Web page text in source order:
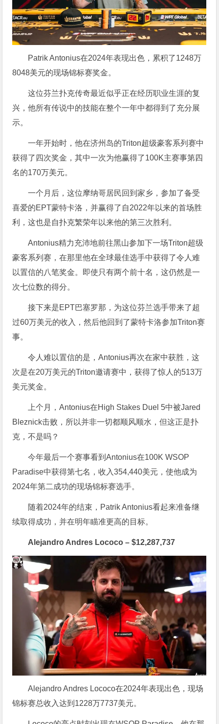
Patrik Antonius在2024年表现出色，累积了1248万
8048美元的现场锦标赛奖金。
这位芬兰扑克传奇最近似乎正在经历职业生涯的复
兴，他所有传说中的技能在整个一年中都得到了充分展
示。
一年开始时，他在济州岛的Triton超级豪客系列赛中
获得了四次奖金，其中一次为他赢得了100K主赛事第四
名的170万美元。
一个月后，这位摩纳哥居民回到家乡，参加了备受
喜爱的EPT蒙特卡洛，并赢得了自2022年以来的首场胜
利，这也是自扑克繁荣年以来他的第三次胜利。
Antonius精力充沛地前往黑山参加下一场Triton超级
豪客系列赛，在那里他在全球最佳选手中获得了令人难
以置信的八笔奖金。即使只有两个前十名，这仍然是一
次七位数的得分。
接下来是EPT巴塞罗那，为这位芬兰选手带来了超
过60万美元的收入，然后他回到了蒙特卡洛参加Triton赛
事。
令人难以置信的是，Antonius再次在家中获胜，这
次是在20万美元的Triton邀请赛中，获得了惊人的513万
美元奖金。
上个月，Antonius在High Stakes Duel 5中被Jared
Bleznick击败，所以并非一切都顺风顺水，但这正是扑
克，不是吗？
今年最后一个赛事看到Antonius在100K WSOP
Paradise中获得第七名，收入354,440美元，使他成为
2024年第二成功的现场锦标赛选手。
随着2024年的结束，Patrik Antonius看起来准备继
续取得成功，并在明年瞄准更高的目标。
Alejandro Andres Lococo – $12,287,737
Alejandro Andres Lococo在2024年表现出色，现场
锦标赛总收入达到1228万7737美元。